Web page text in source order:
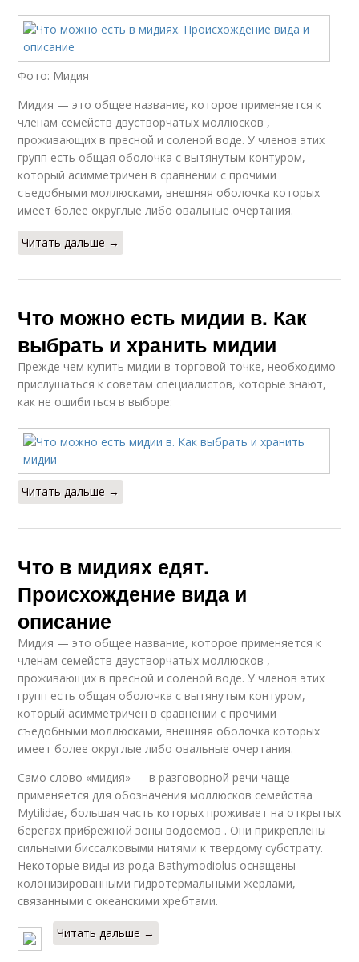
Фото: Мидия
Мидия — это общее название, которое применяется к
членам семейств двустворчатых моллюсков ,
проживающих в пресной и соленой воде. У членов этих
групп есть общая оболочка с вытянутым контуром,
который асимметричен в сравнении с прочими
съедобными моллюсками, внешняя оболочка которых
имеет более округлые либо овальные очертания.
Читать дальше →
Что можно есть мидии в. Как
выбрать и хранить мидии
Прежде чем купить мидии в торговой точке, необходимо
прислушаться к советам специалистов, которые знают,
как не ошибиться в выборе:
Читать дальше →
Что в мидиях едят.
Происхождение вида и
описание
Мидия — это общее название, которое применяется к
членам семейств двустворчатых моллюсков ,
проживающих в пресной и соленой воде. У членов этих
групп есть общая оболочка с вытянутым контуром,
который асимметричен в сравнении с прочими
съедобными моллюсками, внешняя оболочка которых
имеет более округлые либо овальные очертания.
Само слово «мидия» — в разговорной речи чаще
применяется для обозначения моллюсков семейства
Mytilidae, большая часть которых проживает на открытых
берегах прибрежной зоны водоемов . Они прикреплены
сильными биссалковыми нитями к твердому субстрату.
Некоторые виды из рода Bathymodiolus оснащены
колонизированными гидротермальными жерлами,
связанными с океанскими хребтами.
Читать дальше →